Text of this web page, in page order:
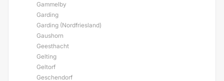
Gammelby
Garding
Garding (Nordfriesland)
Gaushorn
Geesthacht
Gelting
Geltorf
Geschendorf